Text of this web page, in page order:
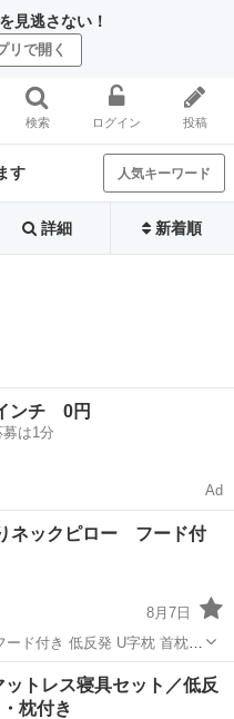
見逃さない！
リで開く
検索 ログイン 投稿
す 人気キーワード
詳細 新着順
ンチ 0円
は1分
Ad
ネックピロー フード付
8月7日
ード付き 低反発 U字枕 首枕
可能フード 洗える コンパク
トレス寝具セット／低反
枕付き